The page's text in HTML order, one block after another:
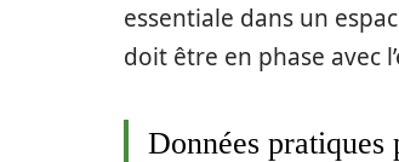
essentiale dans un
doit être en phase avec
Données